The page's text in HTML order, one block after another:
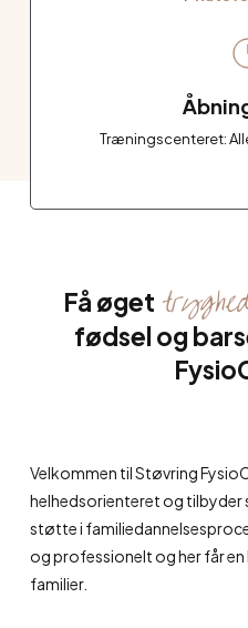
Træningscenteret:
Få øget tryghed
fødsel og
Velkommen til Støvring
helhedsorienteret og tilbyder
støtte i
og professionelt og her får
familier.